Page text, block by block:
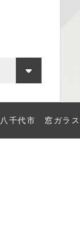
八千代市 窓ガラ